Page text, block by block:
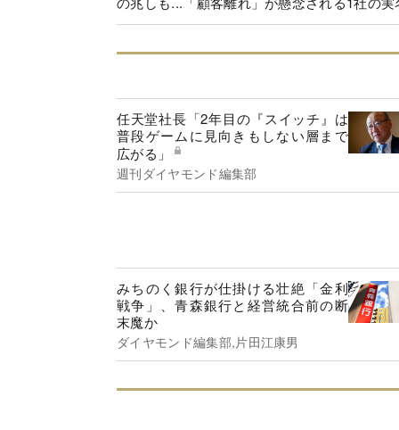
任天堂社長「2年目の『スイッチ』は
普段ゲームに見向きもしない層まで
広がる」
週刊ダイヤモンド編集部
みちのく銀行が仕掛ける壮絶「金利
戦争」、青森銀行と経営統合前の断
末魔か
ダイヤモンド編集部,片田江康男